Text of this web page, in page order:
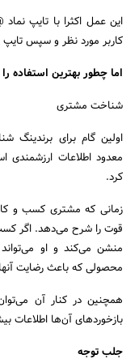
این عمل اکثرا با تایپ
کاربر مورد نظر و سپس
اما چطور بهترین استفاده
شناخت مشتری
اولین گام برای
معدود اطلاعات
کرد.
زمانی که مشتری کسب و
قوت را شرح می‌دهد. اگر
منشن می‌کند و او
محصولی که باعث رضایت
همچنین در کنار آن
بازخوردهای آن‌ها اطلاعات
جلب توجه